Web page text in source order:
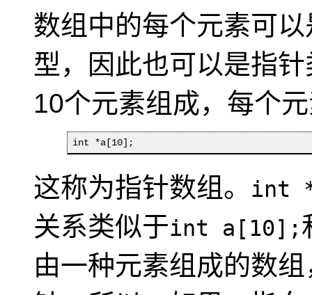
数组中的每个元素可
型，因此也可以是指
10个元素组成，每个
int *a[10];
这称为指针数组。 int
关系类似于int a[10];
由一种元素组成的数组